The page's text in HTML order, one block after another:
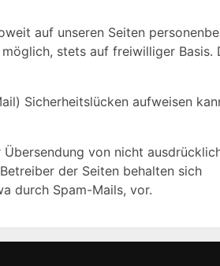
auf unseren Seiten
stets auf freiwilliger Basis.
Sicherheitslücken aufweisen
von nicht
der Seiten behalten sich
durch Spam-Mails, vor.